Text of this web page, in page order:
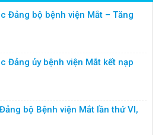
Đảng bộ bệnh viện Mắt – Tăng
Đảng ủy bệnh viện Mắt kết nạp
bộ Bệnh viện Mắt lần thứ VI,